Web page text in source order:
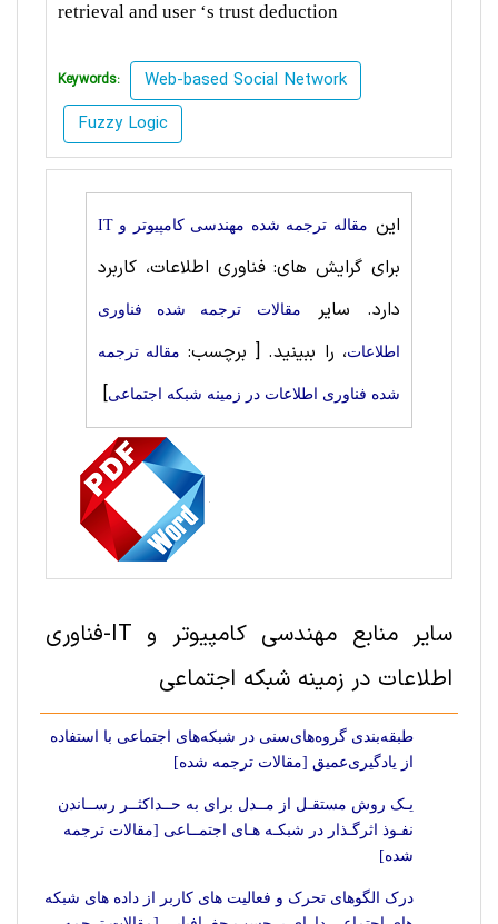
retrieval and user ‘s trust deduction
Keywords:
Web-based Social Network
Fuzzy Logic
این مقاله ترجمه شده مهندسی کامپیوتر و IT
برای گرایش های: فناوری اطلاعات، کاربرد
دارد. سایر
مقالات ترجمه شده فناوری
اطلاعات، را ببینید.[ برچسب: مقاله ترجمه
شده فناوری اطلاعات در زمینه شبکه اجتماعی]
سایر منابع مهندسی کامپیوتر و IT-فناوری
اطلاعات در زمینه شبکه اجتماعی
طبقه‌بندی گروه‌های‌سنی در شبکه‌های اجتماعی با استفاده
از یادگیری‌عمیق [مقالات ترجمه شده]
یـک روش مستقـل از مــدل برای به حــداکثــر رســاندن
نفـوذ اثرگـذار در شبکـه هـای اجتمــاعی [مقالات ترجمه
شده]
درک الگوهای تحرک و فعالیت های کاربر از داده های شبکه